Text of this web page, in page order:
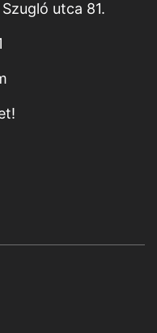
utca 81.